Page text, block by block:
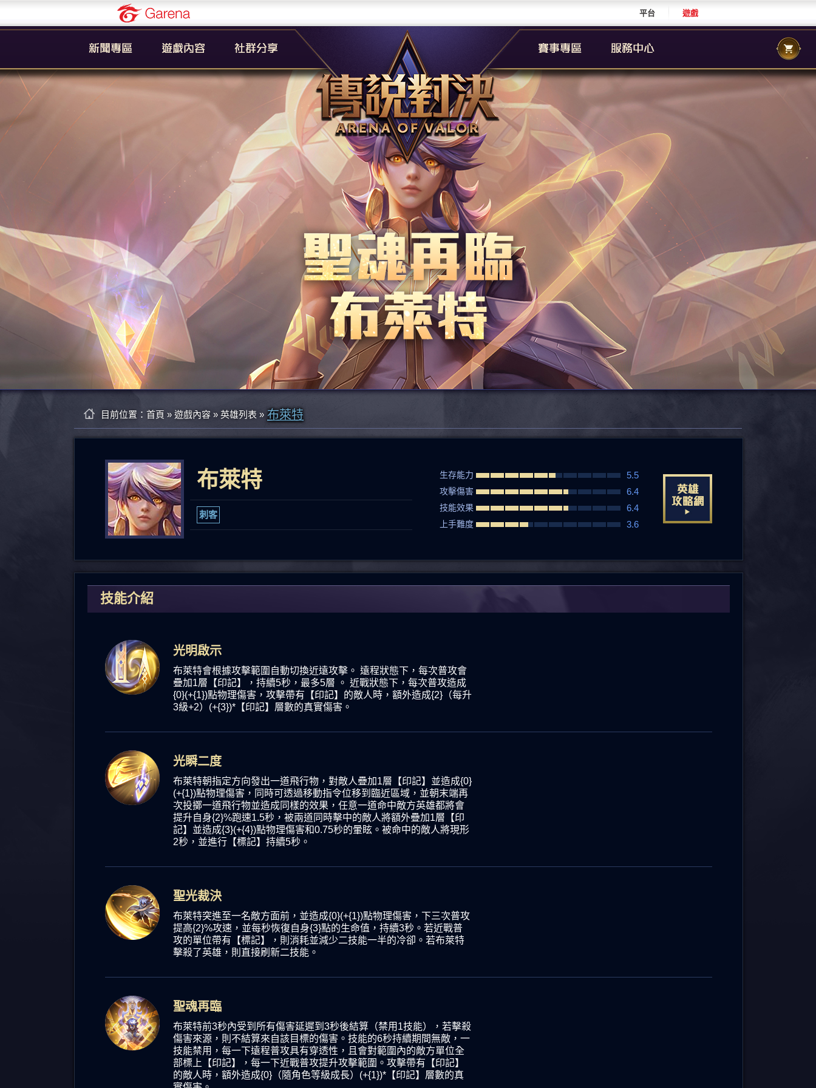
遊戲
平台
公告
奧義列表
挑戰者技能
YouTube
GCS 職業聯賽
傳說城市賽
校園傳說
ACS 校園聯賽
傳說國際賽
社群自辦賽事
目前位置： 首頁 » 遊戲內容 » 英雄列表 » 布萊特
布萊特
刺客
生存能力 5.5
攻擊傷害 6.4
技能效果 6.4
上手難度 3.6
技能介紹
光明啟示
布萊特會根據攻擊範圍自動切換近遠攻擊。 遠程狀態下，每次普攻會
疊加1層 【印記】，持續5秒，最多5層 。 近戰狀態下，每次普攻造成
{0}(+{1})點物理傷害，攻擊帶有 【印記】的敵人時，額外造成{2}（每升
3級+2） (+{3})* 【印記】層數的真實傷害。
光瞬二度
布萊特朝指定方向發出一道飛行物，對敵人疊加1層 【印記】並造成{0}
(+{1})點物理傷害，同時可透過移動指令位移到臨近區域，並朝末端再
次投擲一道飛行物並造成同樣的效果，任意一道命中敵方英雄都將會
提升自身{2}%跑速1.5秒，被兩道同時擊中的敵人將額外疊加1層 【印
記】並造成{3}(+{4})點物理傷害和0.75秒的暈眩。被命中的敵人將現形
2秒，並進行 【標記】持續5秒。
聖光裁決
布萊特突進至一名敵方面前，並造成{0}(+{1})點物理傷害，下三次普攻
提高{2}%攻速，並每秒恢復自身{3}點的生命值，持續3秒。若近戰普
攻的單位帶有 【標記】，則消耗並減少二技能一半的冷卻。 若布萊特
擊殺了英雄，則直接刷新二技能。
聖魂再臨
布萊特前3秒內受到所有傷害延遲到3秒後結算 （禁用1技能）， 若擊殺
傷害來源，則不結算來自該目標的傷害。技能的6秒持續期間無敵，一
技能禁用，每一下遠程普攻具有穿透性，且會對範圍內的敵方單位全
部標上
【印記】，每一下近戰普攻提升攻擊範圍。攻擊帶有 【印記】
的敵人時，額外造成{0} （隨角色等級成長） (+{1})* 【印記】層數的真